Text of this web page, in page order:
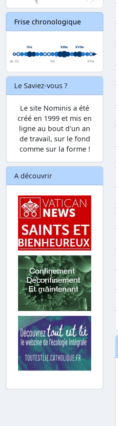
Frise chronologique
Le Saviez-vous ?
Le site Nominis a été
créé en 1999 et mis en
ligne au bout d'un an
de travail, sur le fond
comme sur la forme !
A découvrir